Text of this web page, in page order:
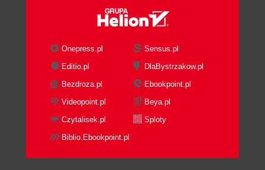
Onepress.pl
Sensus.pl
Editio.pl
DlaBystrzakow.pl
Bezdroza.pl
Ebookpoint.pl
Videopoint.pl
Beya.pl
Czytalisek.pl
Sploty
Biblio.Ebookpoint.pl